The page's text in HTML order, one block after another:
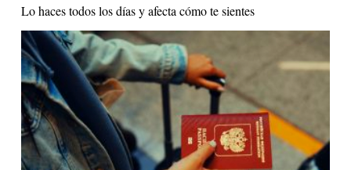
Lo haces todos los días y afecta cómo te sientes